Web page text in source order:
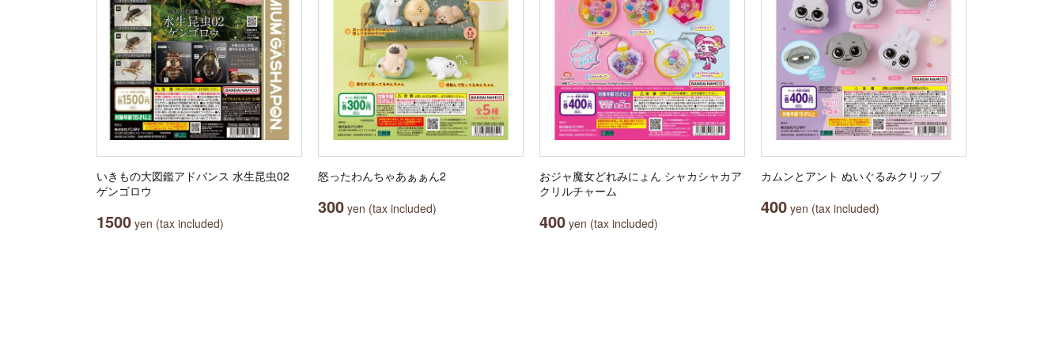
いきもの大図鑑アドバンス 水生昆虫02
ゲンゴロウ
1500 yen (tax included)
怒ったわんちゃあぁぁん2
300 yen (tax included)
おジャ魔女どれみにょん シャカシャカア
クリルチャーム
400 yen (tax included)
カムンとアント ぬいぐるみクリップ
400 yen (tax included)